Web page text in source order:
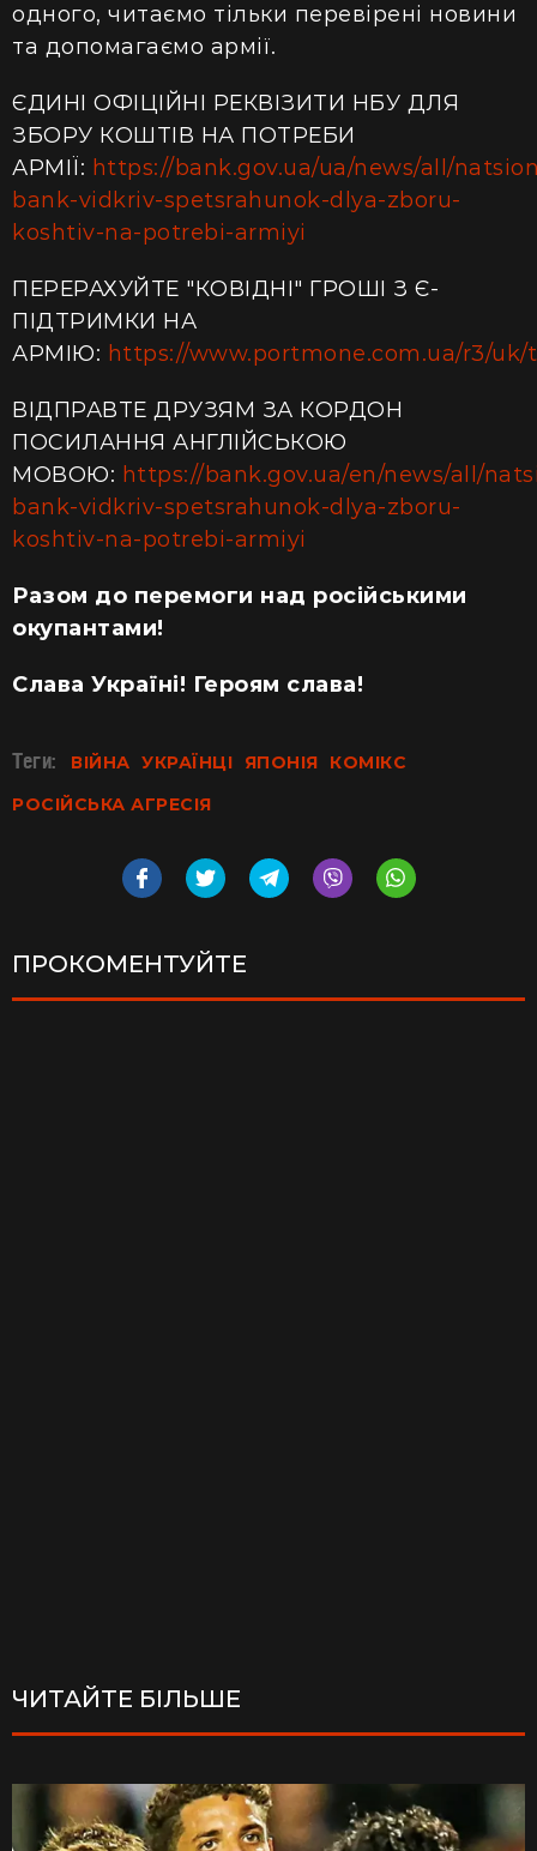
одного, читаємо тільки перевірені новини
та допомагаємо армії.
ЄДИНІ ОФІЦІЙНІ РЕКВІЗИТИ НБУ ДЛЯ
ЗБОРУ КОШТІВ НА ПОТРЕБИ
АРМІЇ: https://bank.gov.ua/ua/news/all/
bank-vidkriv-spetsrahunok-dlya-zboru-
koshtiv-na-potrebi-armiyi
ПЕРЕРАХУЙТЕ "КОВІДНІ" ГРОШІ З Є-
ПІДТРИМКИ НА
АРМІЮ: https://www.portmone.com.ua/r3/uk/
ВІДПРАВТЕ ДРУЗЯМ ЗА КОРДОН
ПОСИЛАННЯ АНГЛІЙСЬКОЮ
МОВОЮ: https://bank.gov.ua/en/news/all/
bank-vidkriv-spetsrahunok-dlya-zboru-
koshtiv-na-potrebi-armiyi
Разом до перемоги над російськими
окупантами!
Слава Україні! Героям слава!
Теги: ВІЙНА УКРАЇНЦІ ЯПОНІЯ
КОМІКС
РОСІЙСЬКА АГРЕСІЯ
ПРОКОМЕНТУЙТЕ
ЧИТАЙТЕ БІЛЬШЕ